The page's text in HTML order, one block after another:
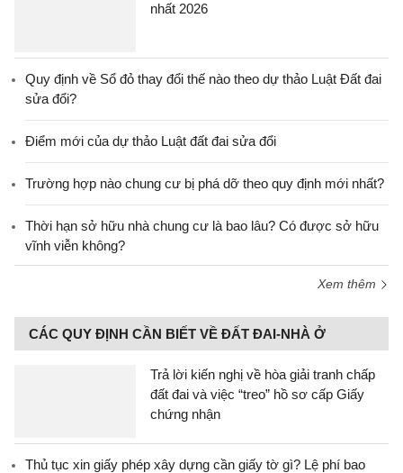
nhất 2026
Quy định về Sổ đỏ thay đổi thế nào theo dự thảo Luật Đất đai
sửa đổi?
Điểm mới của dự thảo Luật đất đai sửa đổi
Trường hợp nào chung cư bị phá dỡ theo quy định mới nhất?
Thời hạn sở hữu nhà chung cư là bao lâu? Có được sở hữu
vĩnh viễn không?
Xem thêm
CÁC QUY ĐỊNH CẦN BIẾT VỀ ĐẤT ĐAI-NHÀ Ở
Trả lời kiến nghị về hòa giải tranh chấp
đất đai và việc “treo” hồ sơ cấp Giấy
chứng nhận
Thủ tục xin giấy phép xây dựng cần giấy tờ gì? Lệ phí bao